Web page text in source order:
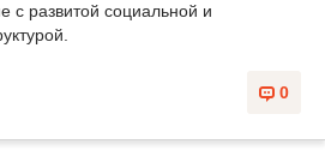
с развитой социальной и
0